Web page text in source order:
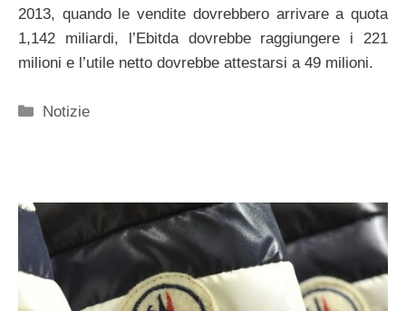
2013, quando le vendite dovrebbero arrivare a quota
1,142 miliardi, l’Ebitda dovrebbe raggiungere i 221
milioni e l’utile netto dovrebbe attestarsi a 49 milioni.
Categorie
Notizie